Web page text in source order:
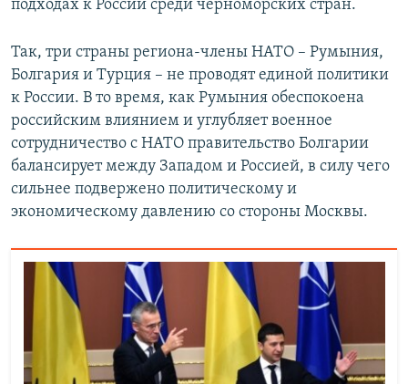
подходах к России среди черноморских стран.
Так, три страны региона-члены НАТО – Румыния,
Болгария и Турция – не проводят единой политики
к России. В то время, как Румыния обеспокоена
российским влиянием и углубляет военное
сотрудничество с НАТО правительство Болгарии
балансирует между Западом и Россией, в силу чего
сильнее подвержено политическому и
экономическому давлению со стороны Москвы.